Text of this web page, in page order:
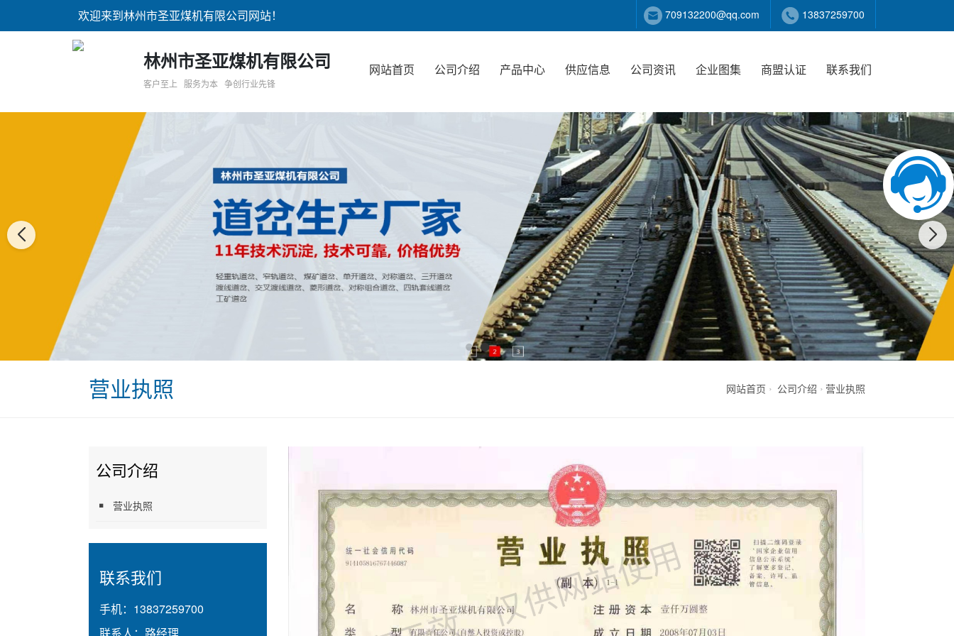
欢迎来到林州市圣亚煤机有限公司网站！ 709132200@qq.com 13837259700
林州市圣亚煤机有限公司
客户至上 服务为本 争创行业先锋
网站首页 公司介绍 产品中心 供应信息 公司资讯 企业图集 商盟认证 联系我们
营业执照 网站首页 公司介绍 营业执照
公司介绍
营业执照
联系我们
手机： 13837259700